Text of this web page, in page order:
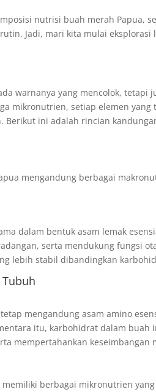
nutrisi buah merah Papua,
Jadi, mari kita mulai eksplorasi
warnanya yang mencolok, tetapi
mikronutrien, setiap elemen yang
ini adalah rincian
mengandung berbagai
dalam bentuk asam lemak
serta mendukung fungsi
lebih stabil dibandingkan
mengandung asam amino
itu, karbohidrat dalam buah
mempertahankan keseimbangan
berbagai mikronutrien